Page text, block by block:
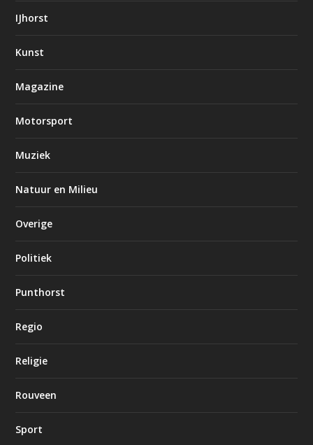
IJhorst
Kunst
Magazine
Motorsport
Muziek
Natuur en Milieu
Overige
Politiek
Punthorst
Regio
Religie
Rouveen
Sport